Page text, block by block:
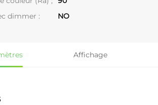
dimmer :
NO
Affichage